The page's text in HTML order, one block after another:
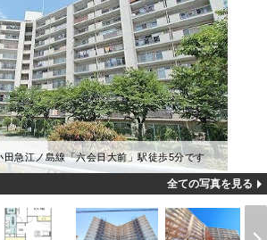
田急江ノ島線「六会日大前」駅徒歩5分です
全ての写真を見る